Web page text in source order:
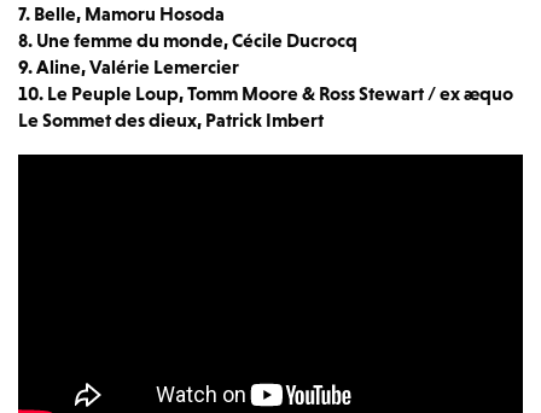
7. Belle, Mamoru Hosoda
8. Une femme du monde, Cécile Ducrocq
9. Aline, Valérie Lemercier
10. Le Peuple Loup, Tomm Moore & Ross Stewart / ex æquo
Le Sommet des dieux, Patrick Imbert